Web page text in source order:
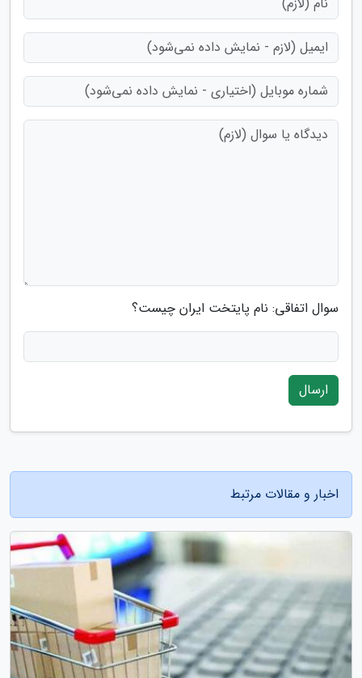
سوال اتفاقی: نام پایتخت ایران چیست؟
ارسال
اخبار و مقالات مرتبط